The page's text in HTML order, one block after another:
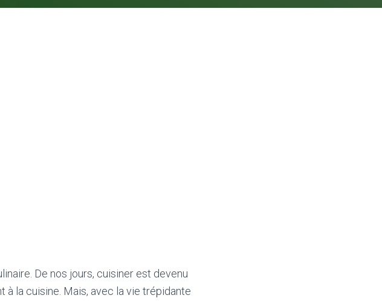
De nos jours, cuisiner est devenu
à la cuisine. Mais, avec la vie trépidante